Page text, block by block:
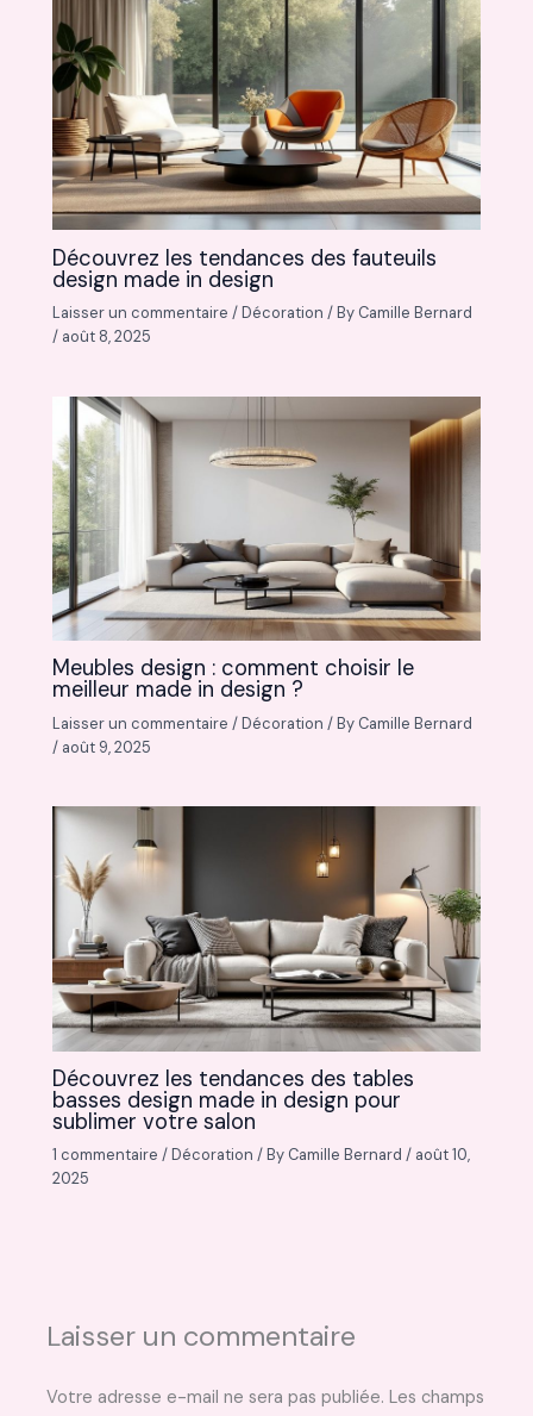
Découvrez les tendances des fauteuils
design made in design
Laisser un commentaire /Décoration / By Camille Bernard
/ août 8, 2025
Meubles design : comment choisir le
meilleur made in design ?
Laisser un commentaire /Décoration / By Camille Bernard
/ août 9, 2025
Découvrez les tendances des tables
basses design made in design pour
sublimer votre salon
1 commentaire /Décoration / By Camille Bernard/ août 10,
2025
Laisser un commentaire
Votre adresse e-mail ne sera pas publiée. Les champs